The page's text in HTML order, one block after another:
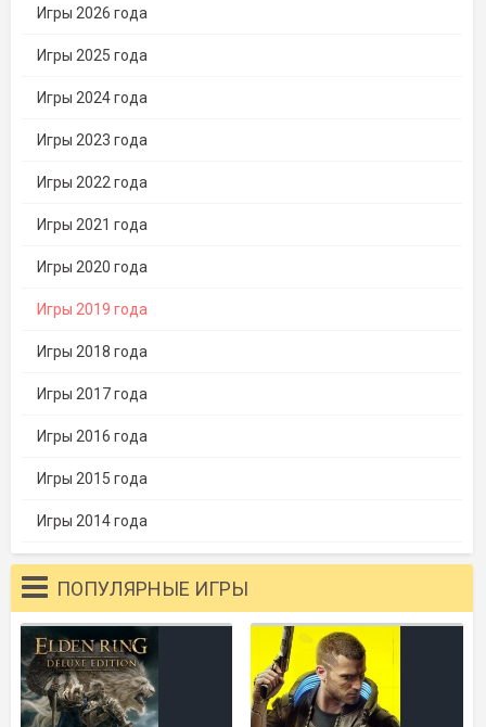
Игры 2026 года
Игры 2025 года
Игры 2024 года
Игры 2023 года
Игры 2022 года
Игры 2021 года
Игры 2020 года
Игры 2019 года
Игры 2018 года
Игры 2017 года
Игры 2016 года
Игры 2015 года
Игры 2014 года
ПОПУЛЯРНЫЕ ИГРЫ